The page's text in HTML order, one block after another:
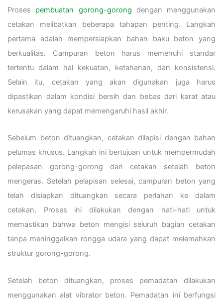
Proses pembuatan gorong-gorong dengan menggunakan
cetakan melibatkan beberapa tahapan penting. Langkah
pertama adalah mempersiapkan bahan baku beton yang
berkualitas. Campuran beton harus memenuhi standar
tertentu dalam hal kekuatan, ketahanan, dan konsistensi.
Selain itu, cetakan yang akan digunakan juga harus
dipastikan dalam kondisi bersih dan bebas dari karat atau
kerusakan yang dapat memengaruhi hasil akhir.
Sebelum beton dituangkan, cetakan dilapisi dengan bahan
pelumas khusus. Langkah ini bertujuan untuk mempermudah
pelepasan gorong-gorong dari cetakan setelah beton
mengeras. Setelah pelapisan selesai, campuran beton yang
telah disiapkan dituangkan secara perlahan ke dalam
cetakan. Proses ini dilakukan dengan hati-hati untuk
memastikan bahwa beton mengisi seluruh bagian cetakan
tanpa meninggalkan rongga udara yang dapat melemahkan
struktur gorong-gorong.
Setelah beton dituangkan, proses pemadatan dilakukan
menggunakan alat vibrator beton. Pemadatan ini berfungsi